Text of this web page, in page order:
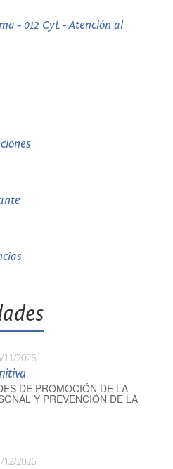
- 012 CyL - Atención al
11/2026
DE PROMOCIÓN DE LA
Y PREVENCIÓN DE LA
12/2026